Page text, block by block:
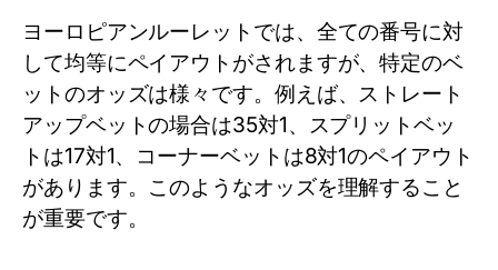
ヨーロピアンルーレットでは、全ての番号に対
して均等にペイアウトがされますが、特定のベ
ットのオッズは様々です。例えば、ストレート
アップベットの場合は35対1、スプリットベッ
トは17対1、コーナーベットは8対1のペイアウト
があります。このようなオッズを理解すること
が重要です。